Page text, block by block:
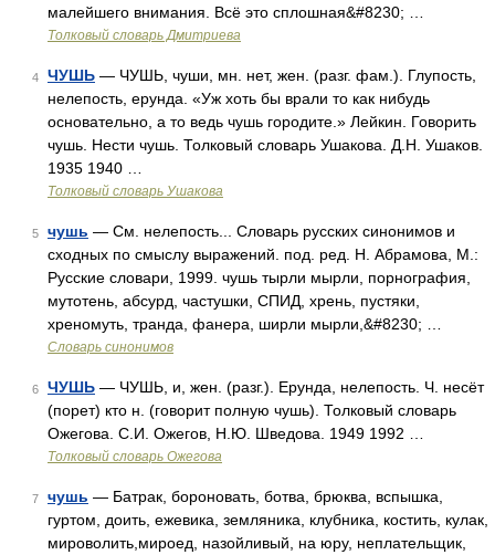
малейшего внимания. Всё это сплошная&#8230; …
Толковый словарь Дмитриева
4 ЧУШЬ — ЧУШЬ, чуши, мн. нет, жен. (разг. фам.). Глупость,
нелепость, ерунда. «Уж хоть бы врали то как нибудь
основательно, а то ведь чушь городите.» Лейкин. Говорить
чушь. Нести чушь. Толковый словарь Ушакова. Д.Н. Ушаков.
1935 1940 …
Толковый словарь Ушакова
5 чушь — См. нелепость... Словарь русских синонимов и
сходных по смыслу выражений. под. ред. Н. Абрамова, М.:
Русские словари, 1999. чушь тырли мырли, порнография,
мутотень, абсурд, частушки, СПИД, хрень, пустяки,
хреномуть, транда, фанера, ширли мырли,&#8230; …
Словарь синонимов
6 ЧУШЬ — ЧУШЬ, и, жен. (разг.). Ерунда, нелепость. Ч. несёт
(порет) кто н. (говорит полную чушь). Толковый словарь
Ожегова. С.И. Ожегов, Н.Ю. Шведова. 1949 1992 …
Толковый словарь Ожегова
7 чушь — Батрак, бороновать, ботва, брюква, вспышка,
гуртом, доить, ежевика, земляника, клубника, костить, кулак,
мироволить,мироед, назойливый, на юру, неплательщик,